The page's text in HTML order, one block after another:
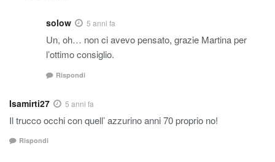
solow 5 anni fa
Un, oh… non ci avevo pensato, grazie Martina per
l’ottimo consiglio.
Rispondi
Isamirti27 5 anni fa
Il trucco occhi con quell’ azzurino anni 70 proprio no!
Rispondi